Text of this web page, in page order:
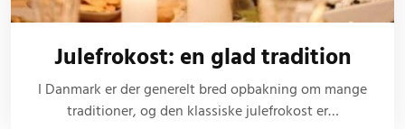
Julefrokost: en glad tradition
I Danmark er der generelt bred opbakning om mange
traditioner, og den klassiske julefrokost er…